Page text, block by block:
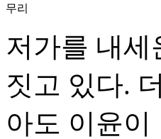
무리
저가를 내세
짓고 있다.
아도 이윤이